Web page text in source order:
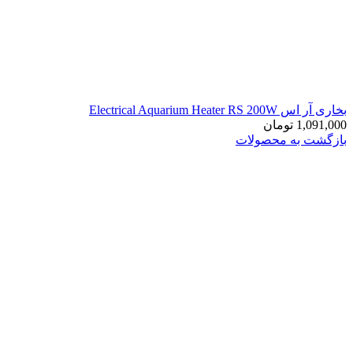
بخاری آر اس Electrical Aquarium Heater RS 200W
1,091,000 تومان
بازگشت به محصولات